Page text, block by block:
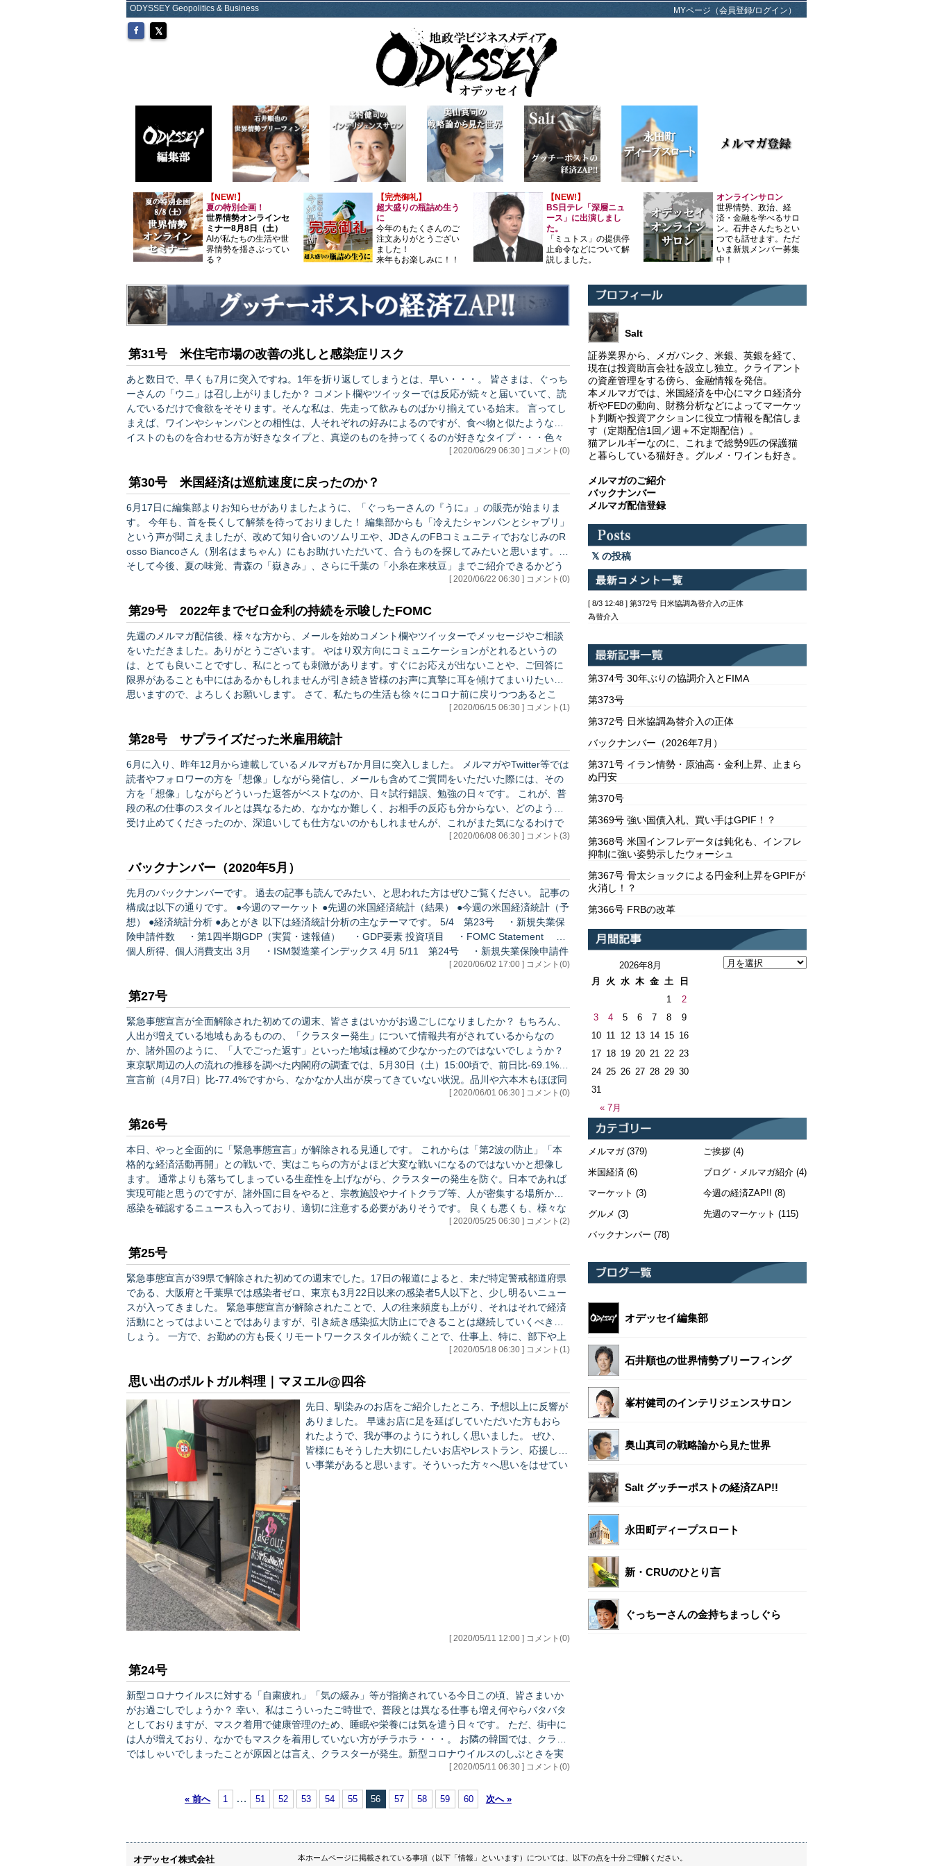
ODYSSEY Geopolitics & Business MYページ（会員登録/ログイン）
【NEW!】
夏の特別企画！
世界情勢オンラインセ
ミナー8月8日（土）
AIが私たちの生活や世
界情勢を揺さぶってい
る？
【完売御礼】
超大盛りの瓶詰め生う
に
今年のもたくさんのご
注文ありがとうござい
ました！
来年もお楽しみに！！
【NEW!】
BS日テレ「深層ニュ
ース」に出演しまし
た。
「ミュトス」の提供停
止命令などについて解
説しました。
オンラインサロン
世界情勢、政治、経
済・金融を学べるサロ
ン。石井さんたちとい
つでも話せます。ただ
いま新規メンバー募集
中！
第31号 米住宅市場の改善の兆しと感染症リスク
あと数日で、早くも7月に突入ですね。1年を折り返してしまうとは、早い・・・。 皆さまは、ぐっち
ーさんの「ウニ」は召し上がりましたか？ コメント欄やツイッターでは反応が続々と届いていて、読
んでいるだけで食欲をそそります。そんな私は、先走って飲みものばかり揃えている始末。 言ってし
まえば、ワインやシャンパンとの相性は、人それぞれの好みによるのですが、食べ物と似たようなテ
イストのものを合わせる方が好きなタイプと、真逆のものを持ってくるのが好きなタイプ・・・色々
[ 2020/06/29 06:30 ] コメント(0)
第30号 米国経済は巡航速度に戻ったのか？
6月17日に編集部よりお知らせがありましたように、「ぐっちーさんの『うに』」の販売が始まりま
す。 今年も、首を長くして解禁を待っておりました！ 編集部からも「冷えたシャンパンとシャブリ」
という声が聞こえましたが、改めて知り合いのソムリエや、JDさんのFBコミュニティでおなじみのR
osso Biancoさん（別名はまちゃん）にもお助けいただいて、合うものを探してみたいと思います。
そして今後、夏の味覚、青森の「嶽きみ」、さらに千葉の「小糸在来枝豆」までご紹介できるかどう
か？どれも大好物である私としては、編集部にはぜひ頑張っていただきたいですね。 ※ここから先は[ 2020/06/22 06:30 ] コメント(0)
第29号 2022年までゼロ金利の持続を示唆したFOMC
先週のメルマガ配信後、様々な方から、メールを始めコメント欄やツイッターでメッセージやご相談
をいただきました。ありがとうございます。 やはり双方向にコミュニケーションがとれるというの
は、とても良いことですし、私にとっても刺激があります。すぐにお応えが出ないことや、ご回答に
限界があることも中にはあるかもしれませんが引き続き皆様のお声に真摯に耳を傾けてまいりたいと
思いますので、よろしくお願いします。 さて、私たちの生活も徐々にコロナ前に戻りつつあるとこ
ろ、まだまだ自粛ムードの影響を受け、先行きが見通せないところ、様々と思います。 今回、あとが[ 2020/06/15 06:30 ] コメント(1)
第28号 サプライズだった米雇用統計
6月に入り、昨年12月から連載しているメルマガも7か月目に突入しました。 メルマガやTwitter等では
読者やフォロワーの方を「想像」しながら発信し、メールも含めてご質問をいただいた際には、その
方を「想像」しながらどういった返答がベストなのか、日々試行錯誤、勉強の日々です。 これが、普
段の私の仕事のスタイルとは異なるため、なかなか難しく、お相手の反応も分からない、どのように
受け止めてくださったのか、深追いしても仕方ないのかもしれませんが、これがまた気になるわけで
[ 2020/06/08 06:30 ] コメント(3)
バックナンバー（2020年5月）
先月のバックナンバーです。 過去の記事も読んでみたい、と思われた方はぜひご覧ください。 記事の
構成は以下の通りです。 ●今週のマーケット ●先週の米国経済統計（結果） ●今週の米国経済統計（予
想） ●経済統計分析 ●あとがき 以下は経済統計分析の主なテーマです。 5/4 第23号 ・新規失業保
険申請件数 ・第1四半期GDP（実質・速報値） ・GDP要素 投資項目 ・FOMC Statement ・
個人所得、個人消費支出 3月 ・ISM製造業インデックス 4月 5/11 第24号 ・新規失業保険申請件
[ 2020/06/02 17:00 ] コメント(0)
第27号
緊急事態宣言が全面解除された初めての週末、皆さまはいかがお過ごしになりましたか？ もちろん、
人出が増えている地域もあるものの、「クラスター発生」について情報共有がされているからなの
か、諸外国のように、「人でごった返す」といった地域は極めて少なかったのではないでしょうか？
東京駅周辺の人の流れの推移を調べた内閣府の調査では、5月30日（土）15:00頃で、前日比-69.1%、
宣言前（4月7日）比-77.4%ですから、なかなか人出が戻ってきていない状況。品川や六本木もほぼ同
[ 2020/06/01 06:30 ] コメント(0)
第26号
本日、やっと全面的に「緊急事態宣言」が解除される見通しです。 これからは「第2波の防止」「本
格的な経済活動再開」との戦いで、実はこちらの方がよほど大変な戦いになるのではないかと想像し
ます。 通常よりも落ちてしまっている生産性を上げながら、クラスターの発生を防ぐ。日本であれば
実現可能と思うのですが、諸外国に目をやると、宗教施設やナイトクラブ等、人が密集する場所から
感染を確認するニュースも入っており、適切に注意する必要がありそうです。 良くも悪くも、様々な
生活様態が変化しているなかで、公共施設、飲食店、学校教育等様々な現場で新しいスタイルを模索
[ 2020/05/25 06:30 ] コメント(2)
第25号
緊急事態宣言が39県で解除された初めての週末でした。17日の報道によると、未だ特定警戒都道府県
である、大阪府と千葉県では感染者ゼロ、東京も3月22日以来の感染者5人以下と、少し明るいニュー
スが入ってきました。 緊急事態宣言が解除されたことで、人の往来頻度も上がり、それはそれで経済
活動にとってはよいことではありますが、引き続き感染拡大防止にできることは継続していくべきで
しょう。 一方で、お勤めの方も長くリモートワークスタイルが続くことで、仕事上、特に、部下や上
司、同僚とのコミュニケーションや報告等に支障をきたしている、という声も多く耳にします。 さら
[ 2020/05/18 06:30 ] コメント(1)
思い出のポルトガル料理｜マヌエル@四谷
先日、馴染みのお店をご紹介したところ、予想以上に反響が
ありました。 早速お店に足を延ばしていただいた方もおら
れたようで、我が事のようにうれしく思いました。 ぜひ、
皆様にもそうした大切にしたいお店やレストラン、応援した
い事業があると思います。そういった方々へ思いをはせてい
[ 2020/05/11 12:00 ] コメント(0)
第24号
新型コロナウイルスに対する「自粛疲れ」「気の緩み」等が指摘されている今日この頃、皆さまいか
がお過ごしでしょうか？ 幸い、私はこういったご時世で、普段とは異なる仕事も増え何やらバタバタ
としておりますが、マスク着用で健康管理のため、睡眠や栄養には気を遣う日々です。 ただ、街中に
は人が増えており、なかでもマスクを着用していない方がチラホラ・・・。 お隣の韓国では、クラブ
ではしゃいでしまったことが原因とは言え、クラスターが発生。新型コロナウイルスのしぶとさを実
感しているだけに、引き続き三密の回避や、マスクの着用、不要不急の外出を控える等、気を引き締
[ 2020/05/11 06:30 ] コメント(0)
« 前へ 1 … 51 52 53 54 55 56 57 58 59 60 次へ »
Salt
証券業界から、メガバンク、米銀、英銀を経て、
現在は投資助言会社を設立し独立。クライアント
の資産管理をする傍ら、金融情報を発信。
本メルマガでは、米国経済を中心にマクロ経済分
析やFEDの動向、財務分析などによってマーケッ
ト判断や投資アクションに役立つ情報を配信しま
す（定期配信1回／週＋不定期配信）。
猫アレルギーなのに、これまで総勢9匹の保護猫
と暮らしている猫好き。グルメ・ワインも好き。
メルマガのご紹介
バックナンバー
メルマガ配信登録
の投稿
[ 8/3 12:48 ] 第372号 日米協調為替介入の正体
為替介入
第374号 30年ぶりの協調介入とFIMA
第373号
第372号 日米協調為替介入の正体
バックナンバー（2026年7月）
第371号 イラン情勢・原油高・金利上昇、止まら
ぬ円安
第370号
第369号 強い国債入札、買い手はGPIF！？
第368号 米国インフレデータは鈍化も、インフレ
抑制に強い姿勢示したウォーシュ
第367号 骨太ショックによる円金利上昇をGPIFが
火消し！？
第366号 FRBの改革
2026年8月
月
火 水 木 金 土 日
« 7月
1
2
3
4 5 6 7 8
9
10 11 12 13 14 15 16
17 18 19 20 21 22 23
24 25 26 27 28 29 30
31
メルマガ(379)
米国経済 (6)
マーケット (3)
グルメ (3)
バックナンバー (78)
ご挨拶(4)
ブログ・メルマガ紹介(4)
今週の経済ZAP!! (8)
先週のマーケット (115)
オデッセイ編集部
石井順也の世界情勢ブリーフィング
峯村健司のインテリジェンスサロン
奥山真司の戦略論から見た世界
Salt グッチーポストの経済ZAP!!
永田町ディープスロート
新・CRUのひとり言
ぐっちーさんの金持ちまっしぐら
オデッセイ株式会社 本ホームページに掲載されている事項（以下「情報」といいます）については、以下の点を十分ご理解ください。